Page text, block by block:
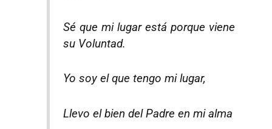
Sé que mi lugar está porque viene
su Voluntad.
Yo soy el que tengo mi lugar,
Llevo el bien del Padre en mi alma